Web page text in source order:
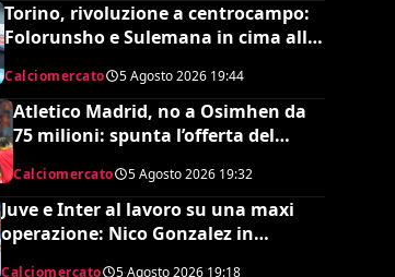
Torino, rivoluzione a centrocampo:
Folorunsho e Sulemana in cima alla
Calciomercato 5 Agosto 2026 19:44
Atletico Madrid, no a Osimhen da
75 milioni: spunta l’offerta del
Calciomercato 5 Agosto 2026 19:32
Juve e Inter al lavoro su una maxi
operazione: Nico Gonzalez in
Calciomercato 5 Agosto 2026 19:18